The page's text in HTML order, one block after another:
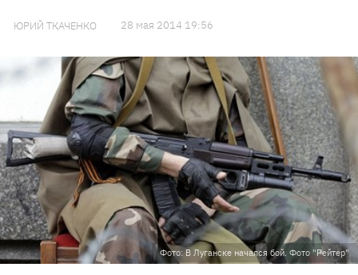
ЮРИЙ ТКАЧЕНКО 28 мая 2014 19:56
Фото: В Луганске начался бой. Фото "Рейтер"